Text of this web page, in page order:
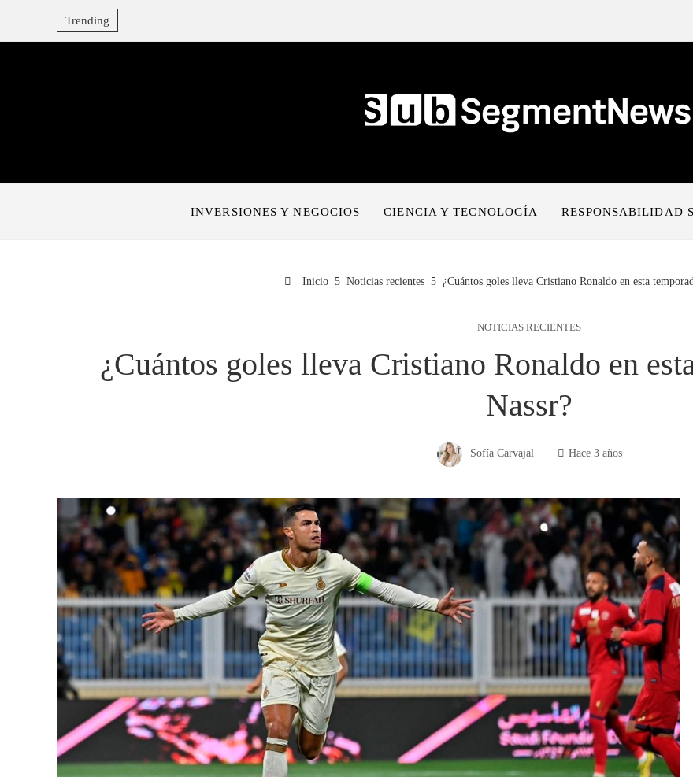
Trending
INVERSIONES Y NEGOCIOS CIENCIA Y TECNOLOGÍA RESPONSABILIDAD
Inicio Noticias recientes ¿Cuántos goles lleva Cristiano Ronaldo en esta
NOTICIAS RECIENTES
¿Cuántos goles lleva Cristiano Ronaldo en
Nassr?
Sofía Carvajal Hace 3 años